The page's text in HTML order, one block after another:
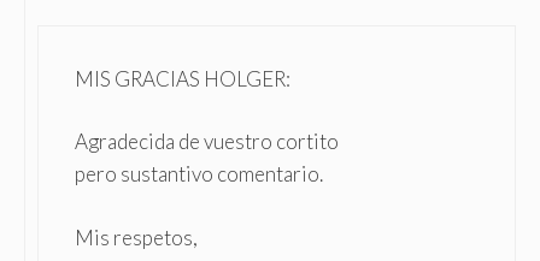
MIS GRACIAS HOLGER:
Agradecida de vuestro cortito
pero sustantivo comentario.
Mis respetos,